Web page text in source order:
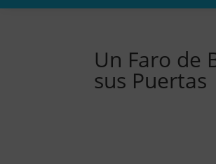
Un Faro de
sus Puertas